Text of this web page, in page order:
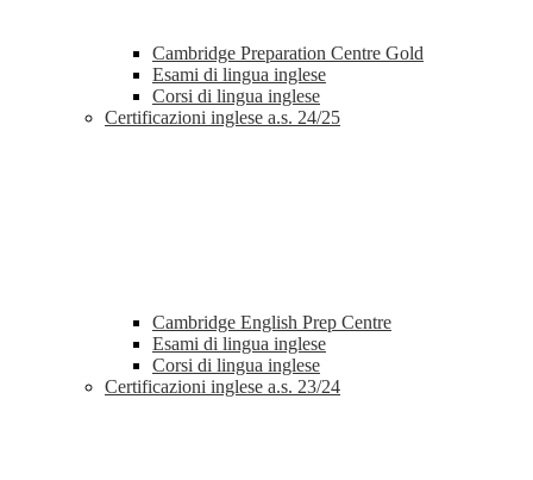
Cambridge Preparation Centre Gold
Esami di lingua inglese
Corsi di lingua inglese
Certificazioni inglese a.s. 24/25
Cambridge English Prep Centre
Esami di lingua inglese
Corsi di lingua inglese
Certificazioni inglese a.s. 23/24